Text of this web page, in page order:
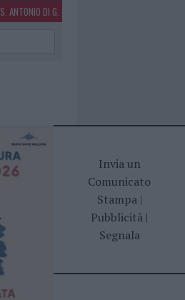
S. ANTONIO DI G.
Invia un
Comunicato
Stampa|
Pubblicità |
Segnala